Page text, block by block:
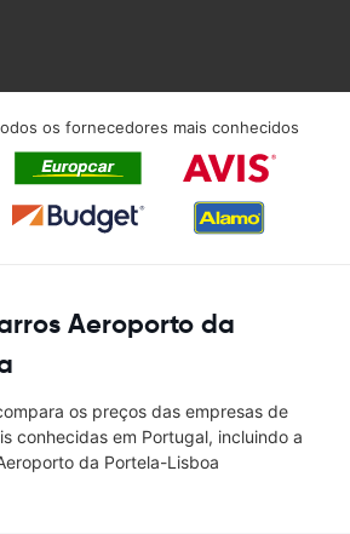
os fornecedores mais conhecidos
Aeroporto da
os preços das empresas de
conhecidas em Portugal, incluindo a
da Portela-Lisboa